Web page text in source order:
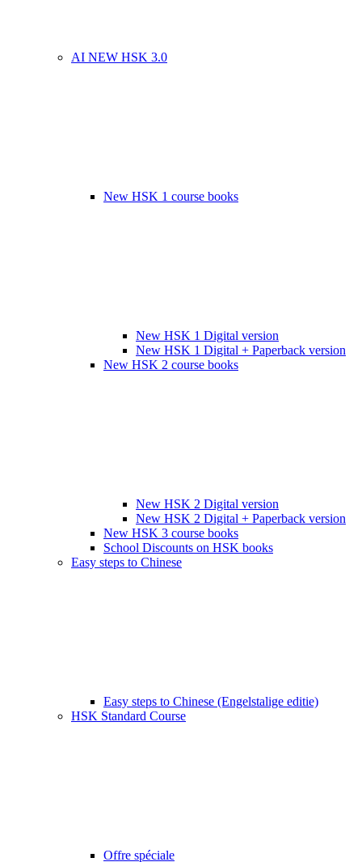
AI NEW HSK 3.0
New HSK 1 course books
New HSK 1 Digital version
New HSK 1 Digital + Paperback version
New HSK 2 course books
New HSK 2 Digital version
New HSK 2 Digital + Paperback version
New HSK 3 course books
School Discounts on HSK books
Easy steps to Chinese
Easy steps to Chinese (Engelstalige editie)
HSK Standard Course
Offre spéciale